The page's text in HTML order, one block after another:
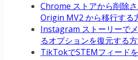
Chrome ストアから削除
Origin MV2 から移行する
Instagram ストーリーで
るオプションを復元する
TikTokでSTEMフィード